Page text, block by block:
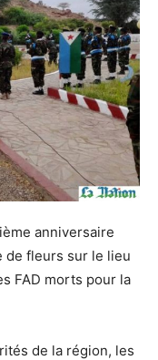
anniversaire
de fleurs sur le lieu
FAD morts pour la
de la région, les